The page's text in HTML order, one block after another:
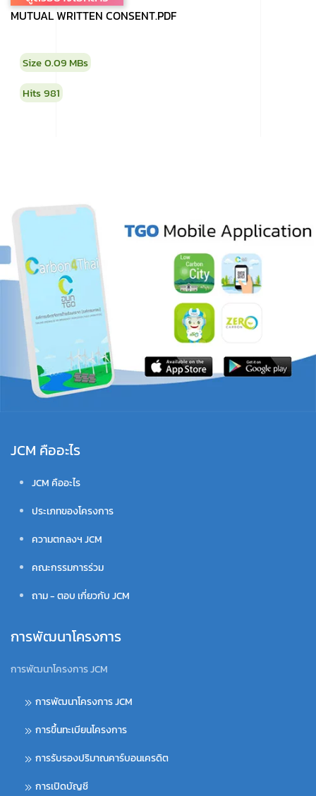
MUTUAL WRITTEN CONSENT.PDF
Size0.09 MBs
Hits981
JCM คืออะไร
JCM คืออะไร
ประเภทของโครงการ
ความตกลงฯ JCM
คณะกรรมการร่วม
ถาม - ตอบ เกี่ยวกับ JCM
การพัฒนาโครงการ
การพัฒนาโครงการ JCM
การพัฒนาโครงการ JCM
การขึ้นทะเบียนโครงการ
การรับรองปริมาณคาร์บอนเครดิต
การเปิดบัญชี